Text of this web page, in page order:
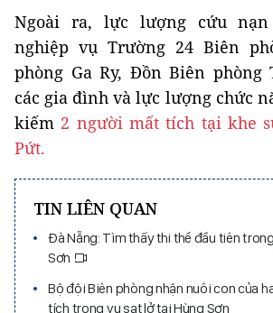
Ngoài ra, lực lượng cứu
nghiệp vụ Trường 24 Biên
phòng Ga Ry, Đồn Biên phòng
các gia đình và lực lượng chức
kiếm 2 người mất tích tại khe
Pứt.
TIN LIÊN QUAN
Đà Nẵng: Tìm thấy thi thể đầu tiên
Sơn
Bộ đội Biên phòng nhận nuôi con của
tích trong vụ sạt lở tại Hùng Sơn